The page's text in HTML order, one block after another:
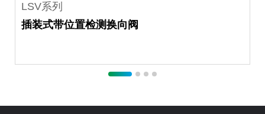
LSV系列
插装式带位置检测换向阀